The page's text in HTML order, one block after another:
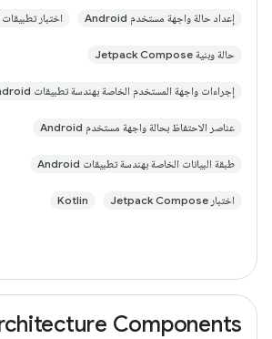
إعداد حالة واجهة مستخدم Android اختبار تطبيقات Android
حالة وبنية Jetpack Compose
إجراءات واجهة المستخدم الخاصة بهندسة تطبيقات Android
عناصر الاحتفاظ بحالة واجهة مستخدم Android
طبقة البيانات الخاصة بهندسة تطبيقات Android
اختبار Jetpack Compose Kotlin
Components